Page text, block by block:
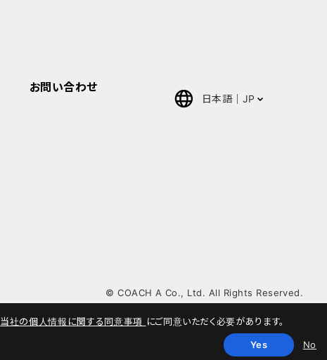
お問い合わせ
日本語 JP
© COACH A Co., Ltd. All Rights Reserved.
当社の個人情報に関する同意事項 にご同意いただく必要があります。
Yes No